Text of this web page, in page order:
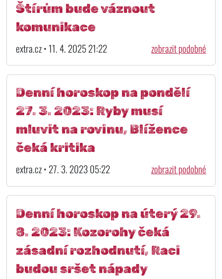
Štírům bude váznout
komunikace
extra.cz • 11. 4. 2025 21:22 zobrazit podobné
Denní horoskop na pondělí
27. 3. 2023: Ryby musí
mluvit na rovinu, Blížence
čeká kritika
extra.cz • 27. 3. 2023 05:22 zobrazit podobné
Denní horoskop na úterý 29.
8. 2023: Kozorohy čeká
zásadní rozhodnutí, Raci
budou sršet nápady